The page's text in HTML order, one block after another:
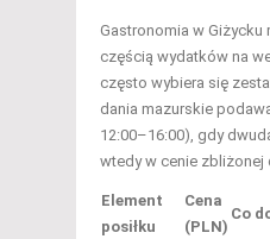
Gastronomia w Giżycku
częścią wydatków na
często wybiera się
dania mazurskie
12:00–16:00), gdy
wtedy w cenie zbliżonej
Element
posiłku
Cena
(PLN)
Co